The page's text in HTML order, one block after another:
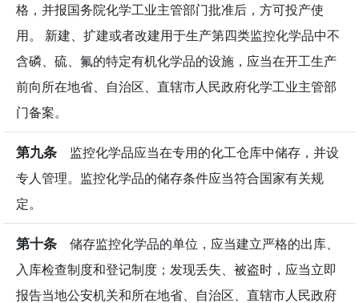
格，并报国务院化学工业主管部门批准后，方可投产使
用。 新建、扩建或者改建用于生产第四类监控化学品中不
含磷、硫、氟的特定有机化学品的设施，应当在开工生产
前向所在地省、自治区、直辖市人民政府化学工业主管部
门备案。
第九条 监控化学品应当在专用的化工仓库中储存，并设
专人管理。监控化学品的储存条件应当符合国家有关规
定。
第十条 储存监控化学品的单位，应当建立严格的出库、
入库检查制度和登记制度；发现丢失、被盗时，应当立即
报告当地公安机关和所在地省、自治区、直辖市人民政府